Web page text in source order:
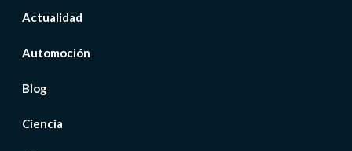
Actualidad
Automoción
Blog
Ciencia